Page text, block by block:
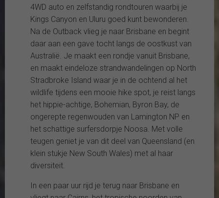
4WD auto en zelfstandig rondtouren waarbij je
Kings Canyon en Uluru goed kunt bewonderen.
Na de Outback vlieg je naar Brisbane en begint
daar aan een gave tocht langs de oostkust van
Australië. Je maakt een rondje vanuit Brisbane,
en maakt eindeloze strandwandelingen op North
Stradbroke Island waar je in de ochtend al het
wildlife tijdens een mooie hike spot, je reist langs
het hippie-achtige, Bohemian, Byron Bay, de
ongerepte regenwouden van Lamington NP en
het schattige surfersdorpje Noosa. Met volle
teugen geniet je van dit deel van Queensland (en
klein stukje New South Wales) met al haar
diversiteit.
In een paar uur rijd je terug naar Brisbane en